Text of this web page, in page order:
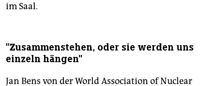
im Saal.
"Zusammenstehen, oder sie werden uns
einzeln hängen"
Jan Bens von der World Association of Nuclear